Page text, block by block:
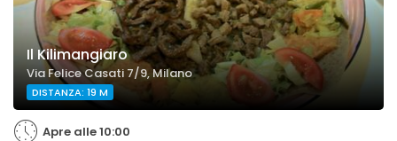
Il Kilimangiaro
Via Felice Casati 7/9, Milano
DISTANZA: 19 M
Apre alle 10:00